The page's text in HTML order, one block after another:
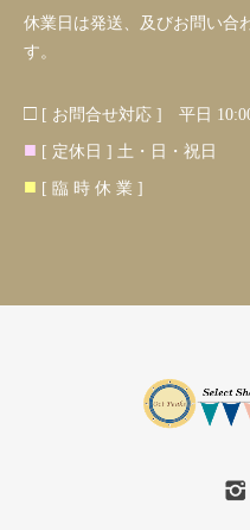
休業日は発送、及びお問い合
す。
□ [ お問合せ対応 ] 平日
■ [ 定休日 ] 土・日・祝日
■ [ 臨 時 休 業 ]